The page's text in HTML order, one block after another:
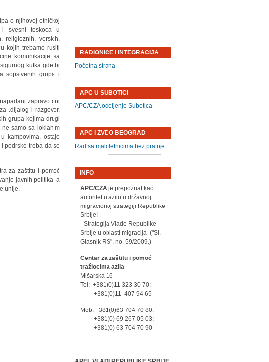
o njihovoj etničkoj
i svesni teskoca u
religioznih, verskih,
kojih trebamo rušiti
komunikacije sa
kutka gde bi
sopstvenih grupa i
zapravo oni
.dijalog i razgovor,
grupa kojima drugi
ne samo sa loklanim
kampovima, ostaje
podrske treba da se
za zaštitu i pomoć
javnih politika, a
unije.
RADIONICE I INTEGRACIJA
Početna strana
APC U SUBOTICI
APC/CZA odeljenje Subotica
APC I ZVDO BEOGRAD
Rad sa maloletnicima bez pratnje
INFO
APC/CZAje prepoznat kao
autoritet u azilu u državnoj
migracionoj strategiji Republike
Srbije!
- Strategija Vlade Republike
Srbije u oblasti migracija ("Sl.
Glasnik RS", no. 59/2009.)
Centar za zaštitu i pomoć
tražiocima azila
Mišarska 16
Tel: +381(0)11 323 30 70;
+381(0)11 407 94 65
Mob: +381(0)63 704 70 80;
+381(0) 69 267 05 03;
+381(0) 63 704 70 90